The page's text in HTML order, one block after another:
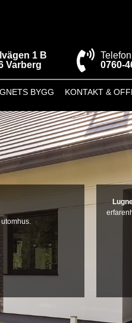
1 B
Varberg
Telefon
0760-
BYGG KONTAKT &